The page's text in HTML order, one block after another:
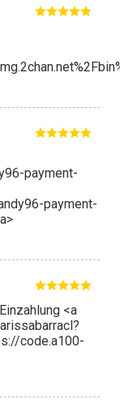
payment-
payment-
<a
code.a100-